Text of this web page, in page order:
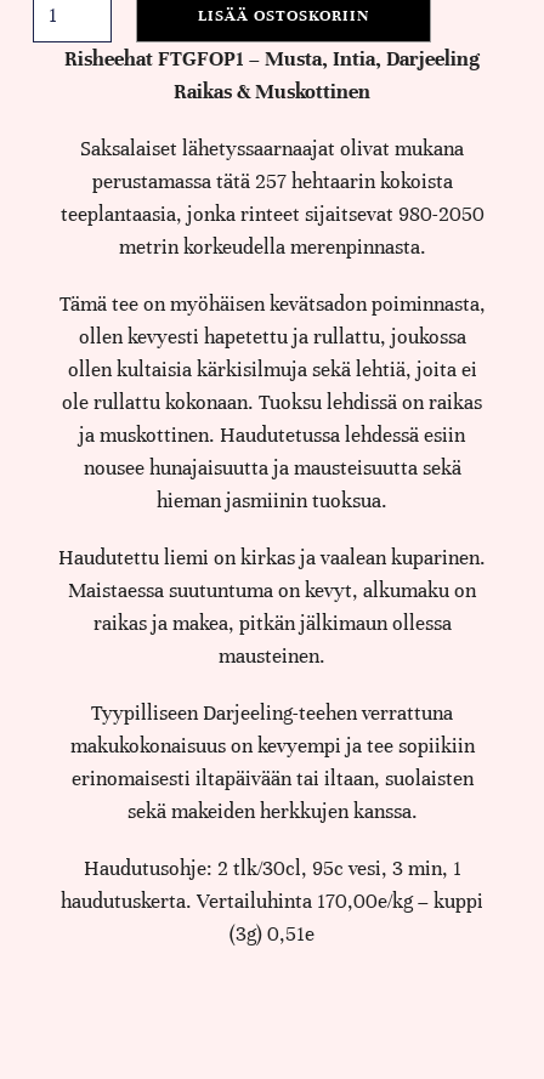
LISÄÄ OSTOSKORIIN
Risheehat FTGFOP1 – Musta, Intia, Darjeeling
Raikas & Muskottinen
Saksalaiset lähetyssaarnaajat olivat mukana
perustamassa tätä 257 hehtaarin kokoista
teeplantaasia, jonka rinteet sijaitsevat 980-2050
metrin korkeudella merenpinnasta.
Tämä tee on myöhäisen kevätsadon poiminnasta,
ollen kevyesti hapetettu ja rullattu, joukossa
ollen kultaisia kärkisilmuja sekä lehtiä, joita ei
ole rullattu kokonaan. Tuoksu lehdissä on raikas
ja muskottinen. Haudutetussa lehdessä esiin
nousee hunajaisuutta ja mausteisuutta sekä
hieman jasmiinin tuoksua.
Haudutettu liemi on kirkas ja vaalean kuparinen.
Maistaessa suutuntuma on kevyt, alkumaku on
raikas ja makea, pitkän jälkimaun ollessa
mausteinen.
Tyypilliseen Darjeeling-teehen verrattuna
makukokonaisuus on kevyempi ja tee sopiikiin
erinomaisesti iltapäivään tai iltaan, suolaisten
sekä makeiden herkkujen kanssa.
Haudutusohje: 2 tlk/30cl, 95c vesi, 3 min, 1
haudutuskerta. Vertailuhinta 170,00e/kg – kuppi
(3g) 0,51e